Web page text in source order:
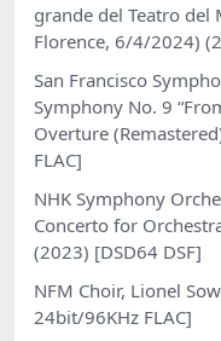
grande del Teatro del
Florence, 6/4/2024)
San Francisco
Symphony No. 9
Overture
FLAC]
NHK Symphony
Concerto for
(2023) [DSD64 DSF]
NFM Choir, Lionel
24bit/96KHz FLAC]